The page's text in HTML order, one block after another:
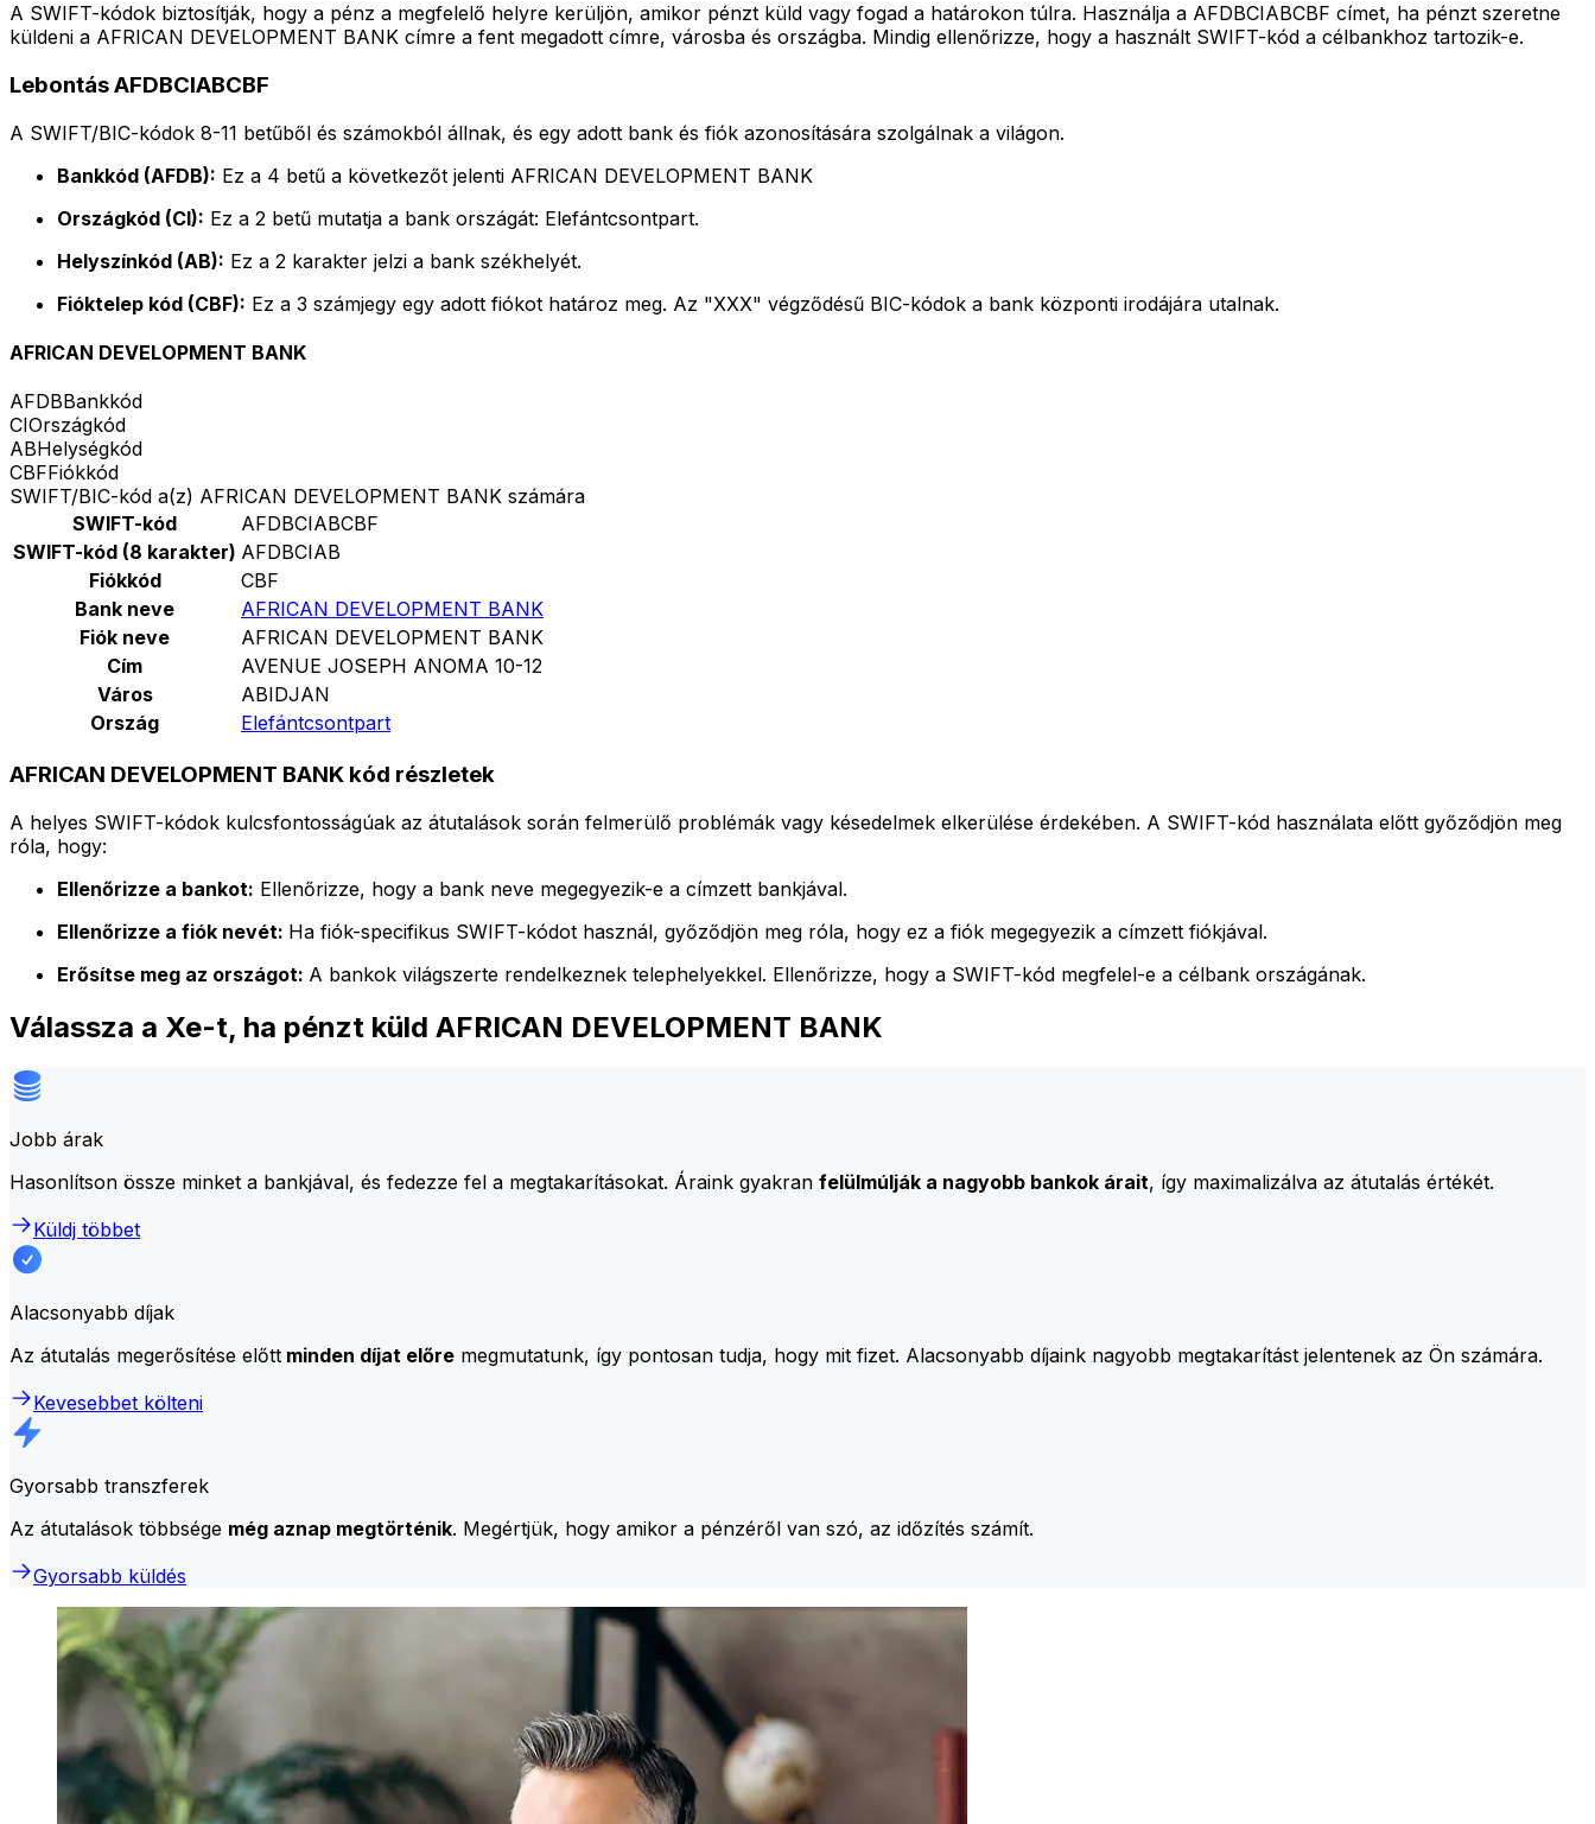
A SWIFT-kódok biztosítják, hogy a pénz a megfelelő helyre kerüljön, amikor pénzt küld vagy fogad a határokon túlra. Használja a AFDBCIABCBF címet, ha pénzt szeretne
küldeni a AFRICAN DEVELOPMENT BANK címre a fent megadott címre, városba és országba. Mindig ellenőrizze, hogy a használt SWIFT-kód a célbankhoz tartozik-e.
Lebontás AFDBCIABCBF
A SWIFT/BIC-kódok 8-11 betűből és számokból állnak, és egy adott bank és fiók azonosítására szolgálnak a világon.
Bankkód (AFDB): Ez a 4 betű a következőt jelenti AFRICAN DEVELOPMENT BANK
Országkód (CI): Ez a 2 betű mutatja a bank országát: Elefántcsontpart.
Helyszínkód (AB): Ez a 2 karakter jelzi a bank székhelyét.
Fióktelep kód (CBF): Ez a 3 számjegy egy adott fiókot határoz meg. Az "XXX" végződésű BIC-kódok a bank központi irodájára utalnak.
AFRICAN DEVELOPMENT BANK
AFDBBankkód
CIOrszágkód
ABHelységkód
CBFFiókkód
SWIFT/BIC-kód a(z) AFRICAN DEVELOPMENT BANK számára
SWIFT-kód
AFDBCIABCBF
SWIFT-kód (8 karakter) AFDBCIAB
Fiókkód
CBF
Bank neve
AFRICAN DEVELOPMENT BANK
Fiók neve
AFRICAN DEVELOPMENT BANK
Cím
AVENUE JOSEPH ANOMA 10-12
Város
ABIDJAN
Ország
Elefántcsontpart
AFRICAN DEVELOPMENT BANK kód részletek
A helyes SWIFT-kódok kulcsfontosságúak az átutalások során felmerülő problémák vagy késedelmek elkerülése érdekében. A SWIFT-kód használata előtt győződjön meg
róla, hogy:
Ellenőrizze a bankot: Ellenőrizze, hogy a bank neve megegyezik-e a címzett bankjával.
Ellenőrizze a fiók nevét: Ha fiók-specifikus SWIFT-kódot használ, győződjön meg róla, hogy ez a fiók megegyezik a címzett fiókjával.
Erősítse meg az országot: A bankok világszerte rendelkeznek telephelyekkel. Ellenőrizze, hogy a SWIFT-kód megfelel-e a célbank országának.
Válassza a Xe-t, ha pénzt küld AFRICAN DEVELOPMENT BANK
Jobb árak
Hasonlítson össze minket a bankjával, és fedezze fel a megtakarításokat. Áraink gyakran felülmúlják a nagyobb bankok árait, így maximalizálva az átutalás értékét.
Küldj többet
Alacsonyabb díjak
Az átutalás megerősítése előtt minden díjat előre megmutatunk, így pontosan tudja, hogy mit fizet. Alacsonyabb díjaink nagyobb megtakarítást jelentenek az Ön számára.
Kevesebbet költeni
Gyorsabb transzferek
Az átutalások többsége még aznap megtörténik. Megértjük, hogy amikor a pénzéről van szó, az időzítés számít.
Gyorsabb küldés